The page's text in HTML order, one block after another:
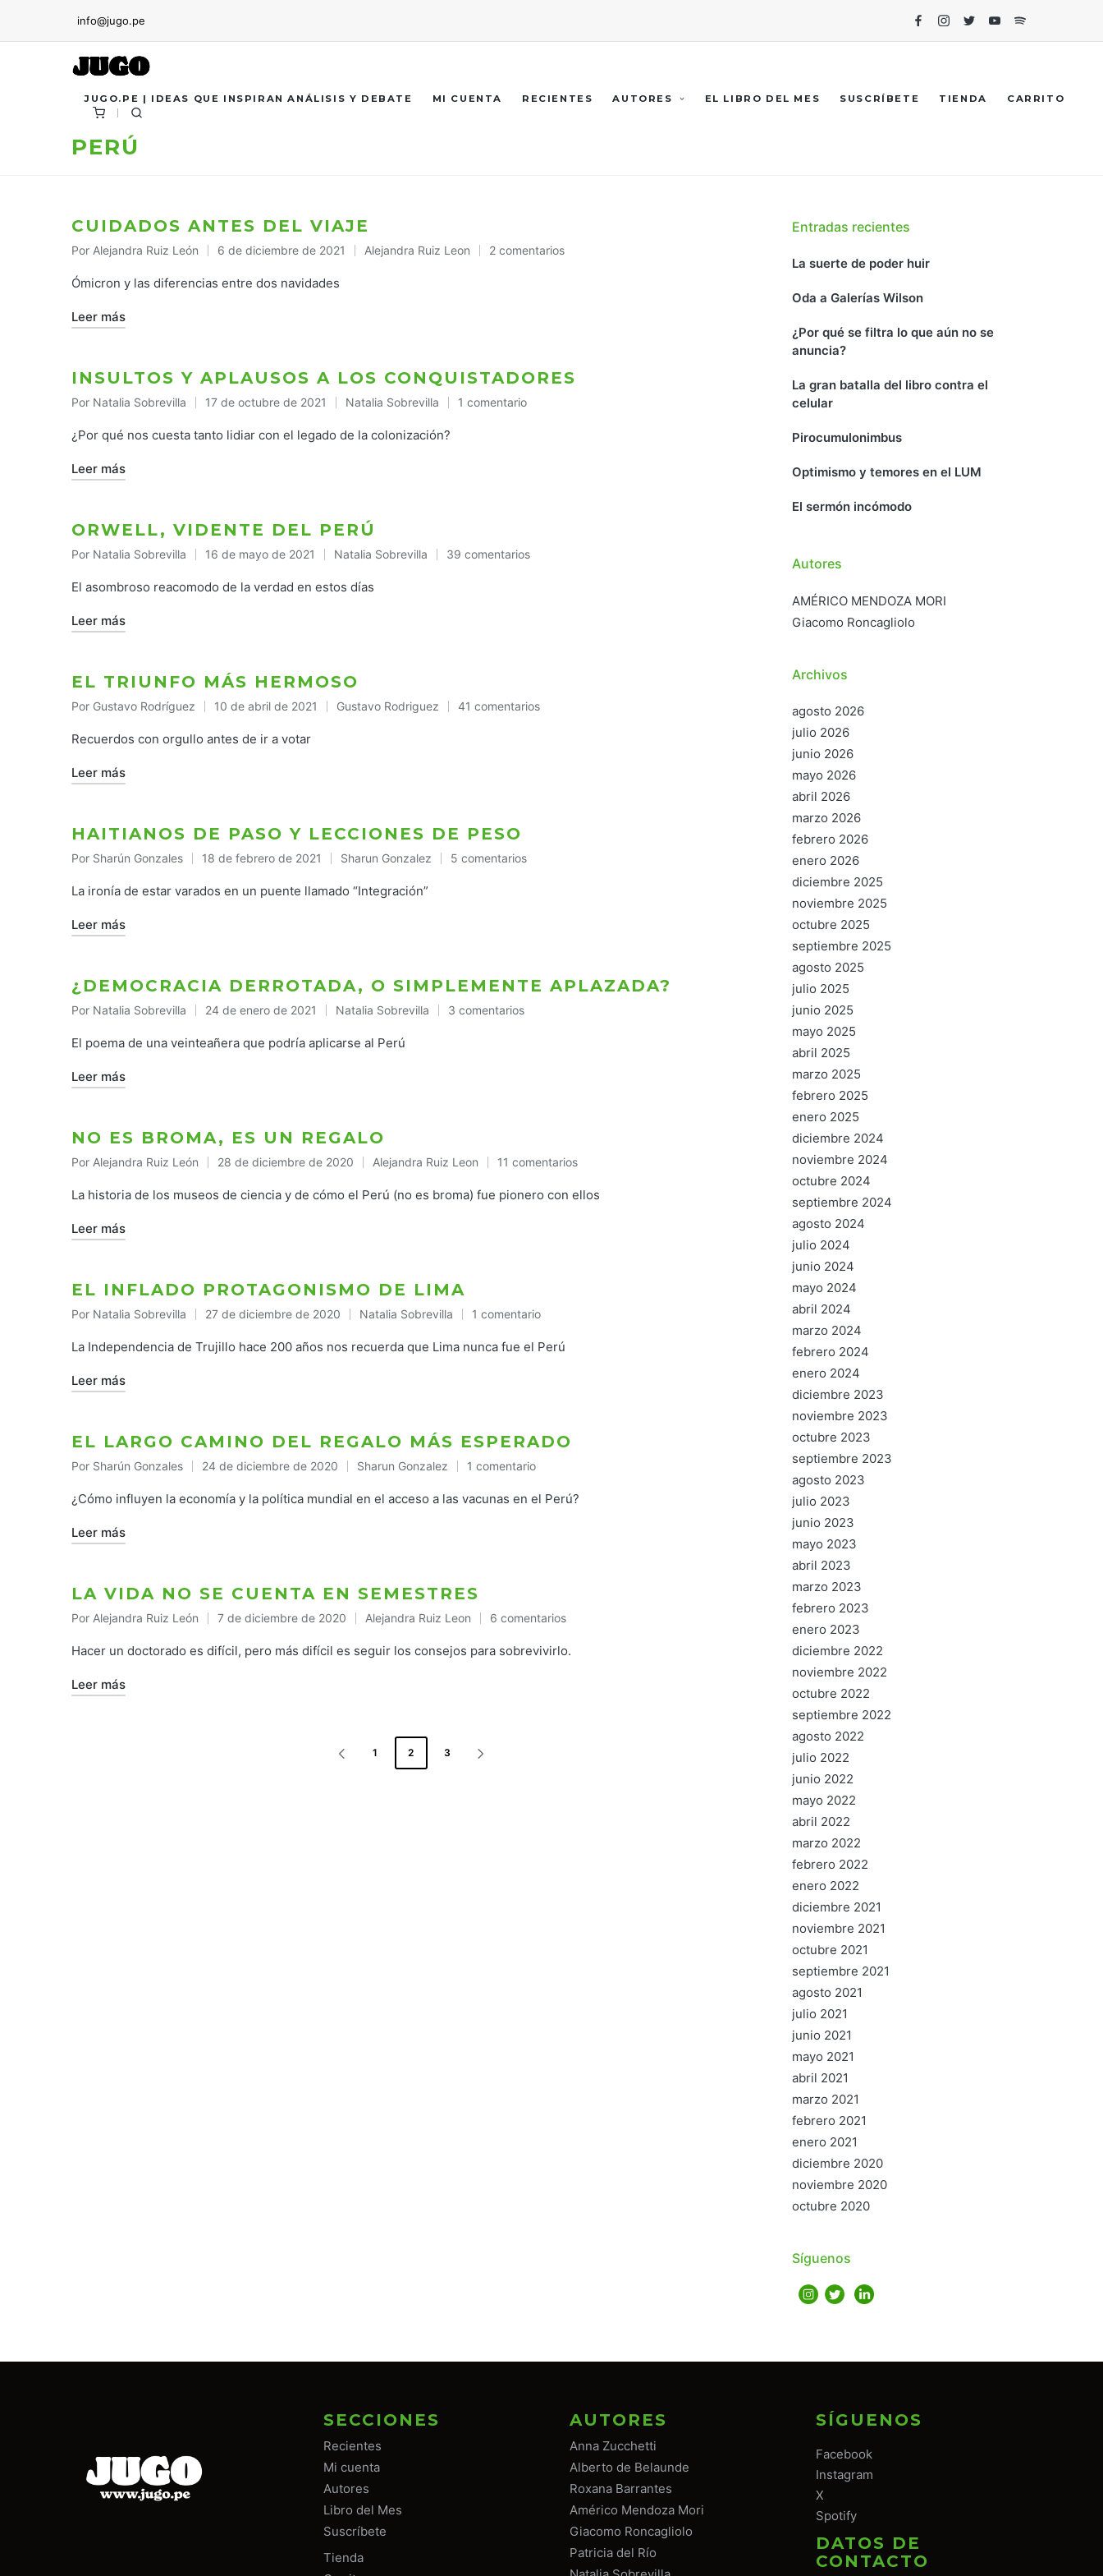
info@jugo.pe
FacebookInstagram
TwitterYoutubeSpotify
JUGO.PE | IDEAS QUE INSPIRAN ANÁLISIS Y DEBATE MI CUENTA RECIENTES AUTORES EL LIBRO DEL MES SUSCRÍBETE TIENDA CARRITO
PERÚ
CUIDADOS ANTES DEL VIAJE
Publicado
por
Por Alejandra Ruiz León 6 de diciembre de 2021
Publicado
Alejandra Ruiz Leon 2 comentarios
Ómicron y las diferencias entre dos navidades
Leer más
INSULTOS Y APLAUSOS A LOS CONQUISTADORES
Publicado
por
Por Natalia Sobrevilla 17 de octubre de 2021
Publicado
en
Natalia Sobrevilla 1 comentario
¿Por qué nos cuesta tanto lidiar con el legado de la colonización?
Leer más
ORWELL, VIDENTE DEL PERÚ
Publicado
por
Por Natalia Sobrevilla 16 de mayo de 2021
Publicado
en
Natalia Sobrevilla 39 comentarios
El asombroso reacomodo de la verdad en estos días
Leer más
EL TRIUNFO MÁS HERMOSO
Publicado
por
Por Gustavo Rodríguez 10 de abril de 2021
Publicado
Gustavo Rodriguez 41 comentarios
Recuerdos con orgullo antes de ir a votar
Leer más
HAITIANOS DE PASO Y LECCIONES DE PESO
Publicado
por
Por Sharún Gonzales 18 de febrero de 2021
Publicado
en
Sharun Gonzalez 5 comentarios
La ironía de estar varados en un puente llamado “Integración”
Leer más
¿DEMOCRACIA DERROTADA, O SIMPLEMENTE APLAZADA?
Publicado
por
Por Natalia Sobrevilla 24 de enero de 2021
Publicado
en
Natalia Sobrevilla 3 comentarios
El poema de una veinteañera que podría aplicarse al Perú
Leer más
NO ES BROMA, ES UN REGALO
Publicado
por
Por Alejandra Ruiz León 28 de diciembre de 2020
Publicado
en
Alejandra Ruiz Leon 11 comentarios
La historia de los museos de ciencia y de cómo el Perú (no es broma) fue pionero con ellos
Leer más
EL INFLADO PROTAGONISMO DE LIMA
Publicado
por
Por Natalia Sobrevilla 27 de diciembre de 2020
Publicado
en
Natalia Sobrevilla 1 comentario
La Independencia de Trujillo hace 200 años nos recuerda que Lima nunca fue el Perú
Leer más
EL LARGO CAMINO DEL REGALO MÁS ESPERADO
Publicado
por
Por Sharún Gonzales 24 de diciembre de 2020
Publicado
en
Sharun Gonzalez 1 comentario
¿Cómo influyen la economía y la política mundial en el acceso a las vacunas en el Perú?
Leer más
LA VIDA NO SE CUENTA EN SEMESTRES
Publicado
por
Por Alejandra Ruiz León 7 de diciembre de 2020
Publicado
en
Alejandra Ruiz Leon 6 comentarios
Hacer un doctorado es difícil, pero más difícil es seguir los consejos para sobrevivirlo.
Leer más
PÁGINA
1 2 3
Entradas recientes
La suerte de poder huir
Oda a Galerías Wilson
¿Por qué se filtra lo que aún no se
anuncia?
La gran batalla del libro contra el
celular
Pirocumulonimbus
Optimismo y temores en el LUM
El sermón incómodo
Autores
AMÉRICO MENDOZA MORI
Giacomo Roncagliolo
Archivos
agosto 2026
julio 2026
junio 2026
mayo 2026
abril 2026
marzo 2026
febrero 2026
enero 2026
diciembre 2025
noviembre 2025
octubre 2025
septiembre 2025
agosto 2025
julio 2025
junio 2025
mayo 2025
abril 2025
marzo 2025
febrero 2025
enero 2025
diciembre 2024
noviembre 2024
octubre 2024
septiembre 2024
agosto 2024
julio 2024
junio 2024
mayo 2024
abril 2024
marzo 2024
febrero 2024
enero 2024
diciembre 2023
noviembre 2023
octubre 2023
septiembre 2023
agosto 2023
julio 2023
junio 2023
mayo 2023
abril 2023
marzo 2023
febrero 2023
enero 2023
diciembre 2022
noviembre 2022
octubre 2022
septiembre 2022
agosto 2022
julio 2022
junio 2022
mayo 2022
abril 2022
marzo 2022
febrero 2022
enero 2022
diciembre 2021
noviembre 2021
octubre 2021
septiembre 2021
agosto 2021
julio 2021
junio 2021
mayo 2021
abril 2021
marzo 2021
febrero 2021
enero 2021
diciembre 2020
noviembre 2020
octubre 2020
Síguenos
SECCIONES
Recientes
Mi cuenta
Autores
Libro del Mes
Suscríbete
Tienda
AUTORES
Anna Zucchetti
Alberto de Belaunde
Roxana Barrantes
Américo Mendoza Mori
Giacomo Roncagliolo
Patricia del Río
SÍGUENOS
Facebook
Instagram
X
Spotify
DATOS DE
CONTACTO